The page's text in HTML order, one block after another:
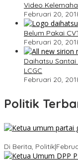
Video
Februari 20,
Belum Pakai
Februari 20,
Daihatsu
LCGC
Februari 20,
Politik
Di Berita, Politik|